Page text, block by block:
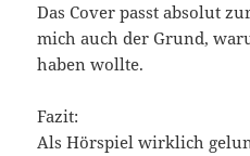
Das Cover passt absolut
mich auch der Grund,
haben wollte.
Fazit:
Als Hörspiel wirklich